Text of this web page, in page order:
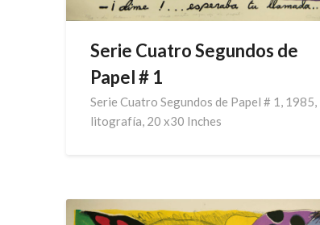
Serie Cuatro Segundos de
Papel # 1
Serie Cuatro Segundos de Papel # 1, 1985,
litografía, 20 x30 Inches